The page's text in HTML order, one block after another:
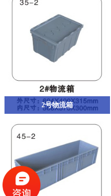
2号物流箱